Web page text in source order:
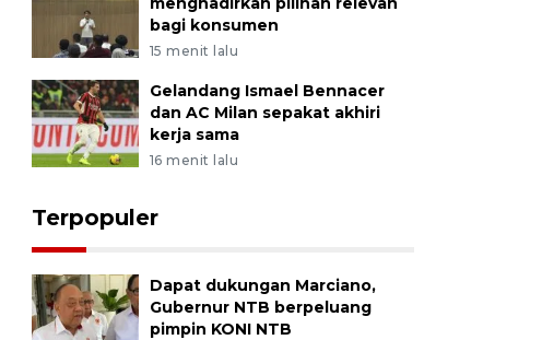
bagi konsumen
15 menit lalu
Gelandang Ismael Bennacer
dan AC Milan sepakat akhiri
kerja sama
16 menit lalu
Terpopuler
Dapat dukungan Marciano,
Gubernur NTB berpeluang
pimpin KONI NTB